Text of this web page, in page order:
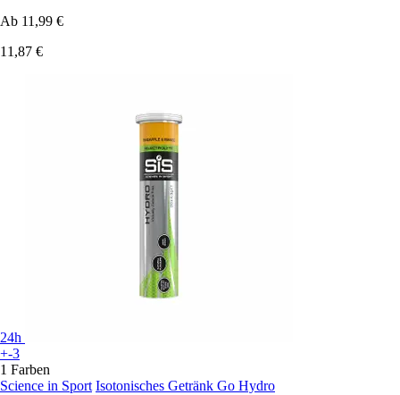
Ab 11,99 €
11,87 €
24h
+-3
1 Farben
Science in Sport Isotonisches Getränk Go Hydro